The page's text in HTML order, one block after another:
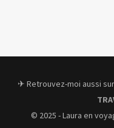
✈︎ Retrouvez-moi aussi
© 2025 - Laura en